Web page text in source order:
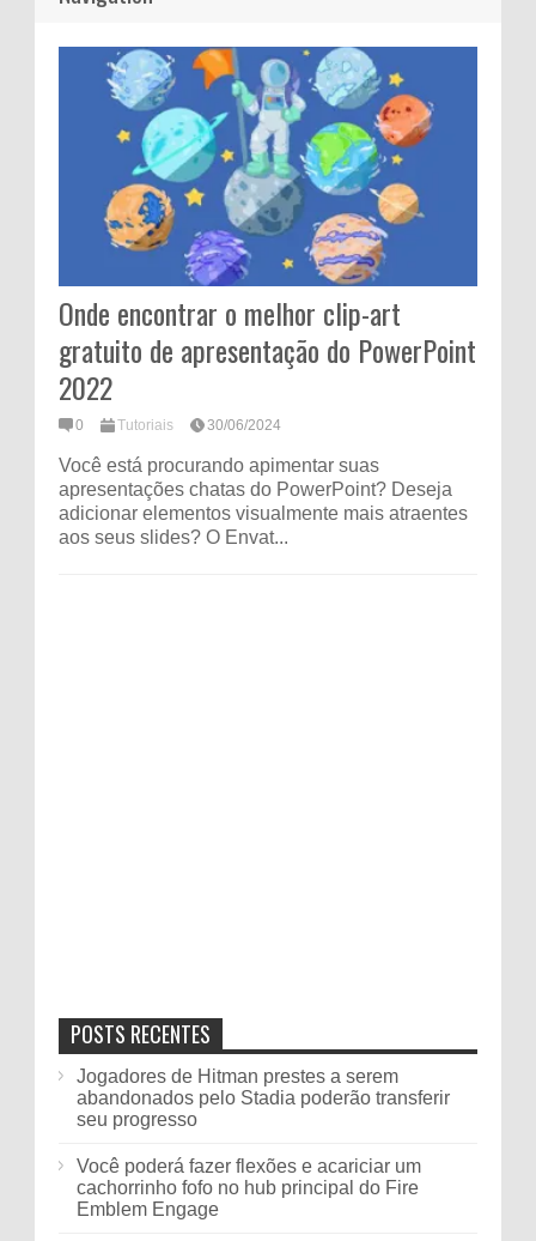
Onde encontrar o melhor clip-art
gratuito de apresentação do PowerPoint
2022
0 Tutoriais 30/06/2024
Você está procurando apimentar suas
apresentações chatas do PowerPoint? Deseja
adicionar elementos visualmente mais atraentes
aos seus slides? O Envat...
POSTS RECENTES
Jogadores de Hitman prestes a serem
abandonados pelo Stadia poderão transferir
seu progresso
Você poderá fazer flexões e acariciar um
cachorrinho fofo no hub principal do Fire
Emblem Engage